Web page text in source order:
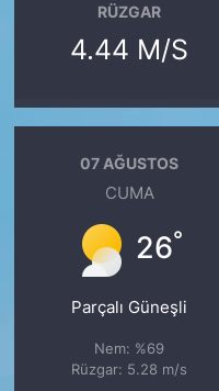
RÜZGAR
4.44 M/S
07 AĞUSTOS
CUMA
26°
Parçalı Güneşli
Nem: %69
Rüzgar: 5.28 m/s